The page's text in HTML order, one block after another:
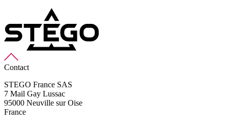
Contact
STEGO France SAS
7 Mail Gay Lussac
95000 Neuville sur Oise
France